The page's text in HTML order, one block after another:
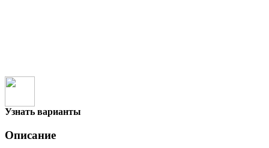
Узнать варианты
Описание